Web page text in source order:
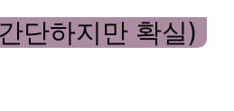
단하지만 확실)